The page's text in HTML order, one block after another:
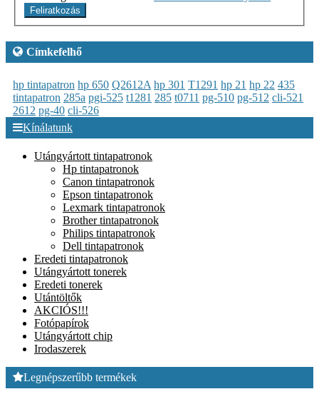
Feliratkozás
Címkefelhő
hp tintapatron hp 650 Q2612A hp 301 T1291 hp 21 hp 22 435
tintapatron 285a pgi-525 t1281 285 t0711 pg-510 pg-512 cli-521
2612 pg-40 cli-526
Kínálatunk
Utángyártott tintapatronok
Hp tintapatronok
Canon tintapatronok
Epson tintapatronok
Lexmark tintapatronok
Brother tintapatronok
Philips tintapatronok
Dell tintapatronok
Eredeti tintapatronok
Utángyártott tonerek
Eredeti tonerek
Utántöltők
AKCIÓS!!!
Fotópapírok
Utángyártott chip
Irodaszerek
Legnépszerűbb termékek